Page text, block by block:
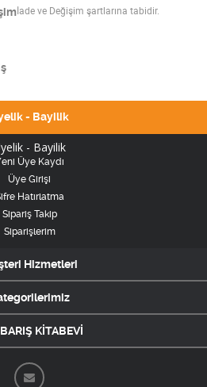
İade ve Değişim şartlarına tabidir.
- Bayilik
- Bayilik
Üye Kaydı
Üye Girişi
Hatırlatma
Sipariş Takip
Siparişlerim
Hizmetleri
KİTABEVİ